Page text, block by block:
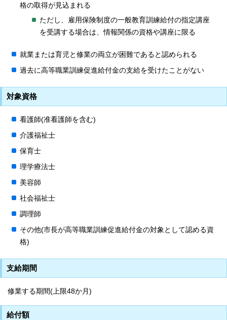
格の取得が見込まれる
ただし、雇用保険制度の一般教育訓練給付の指定講座
を受講する場合は、情報関係の資格や講座に限る
就業または育児と修業の両立が困難であると認められる
過去に高等職業訓練促進給付金の支給を受けたことがない
対象資格
看護師(准看護師を含む)
介護福祉士
保育士
理学療法士
美容師
社会福祉士
調理師
その他(市長が高等職業訓練促進給付金の対象として認める資
格)
支給期間
修業する期間(上限48か月)
給付額